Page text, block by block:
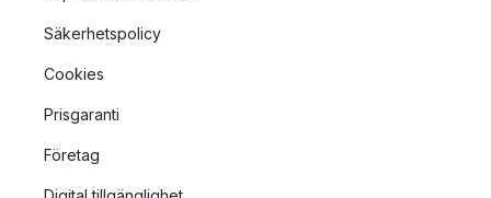
Säkerhetspolicy
Cookies
Prisgaranti
Företag